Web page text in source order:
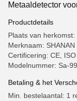
Metaaldetector
Productdetails
Plaats van herkomst:
Merknaam: SHANAN
Certificering: CE, ISO
Modelnummer: Sa-
Betaling & het
Min. bestelaantal: 1